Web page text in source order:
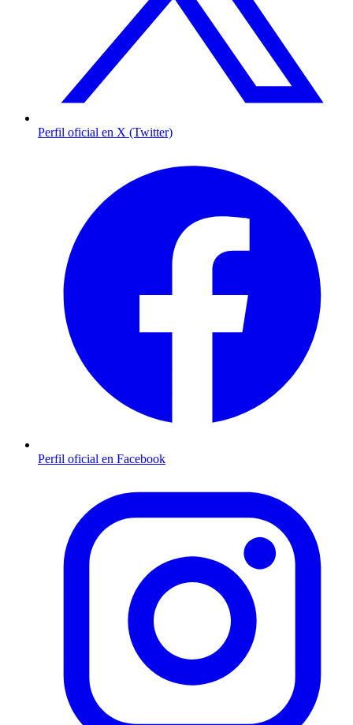
Perfil oficial en X (Twitter)
Perfil oficial en Facebook